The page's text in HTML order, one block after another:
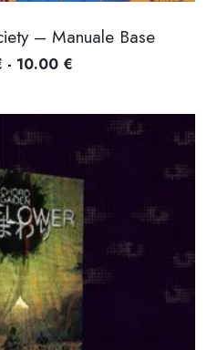
– Manuale Base
- 10.00 €Fascia
prezzo:
6.00 €
10.00 €